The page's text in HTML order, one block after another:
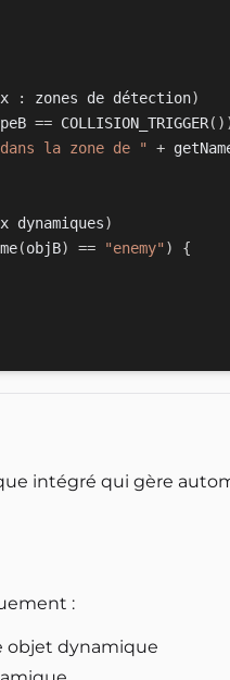
: zones de détection)
== COLLISION_TRIGGER( )
la zone de " +
dynamiques)
(objB) == "enemy" )
{
intégré qui gère
:
objet dynamique